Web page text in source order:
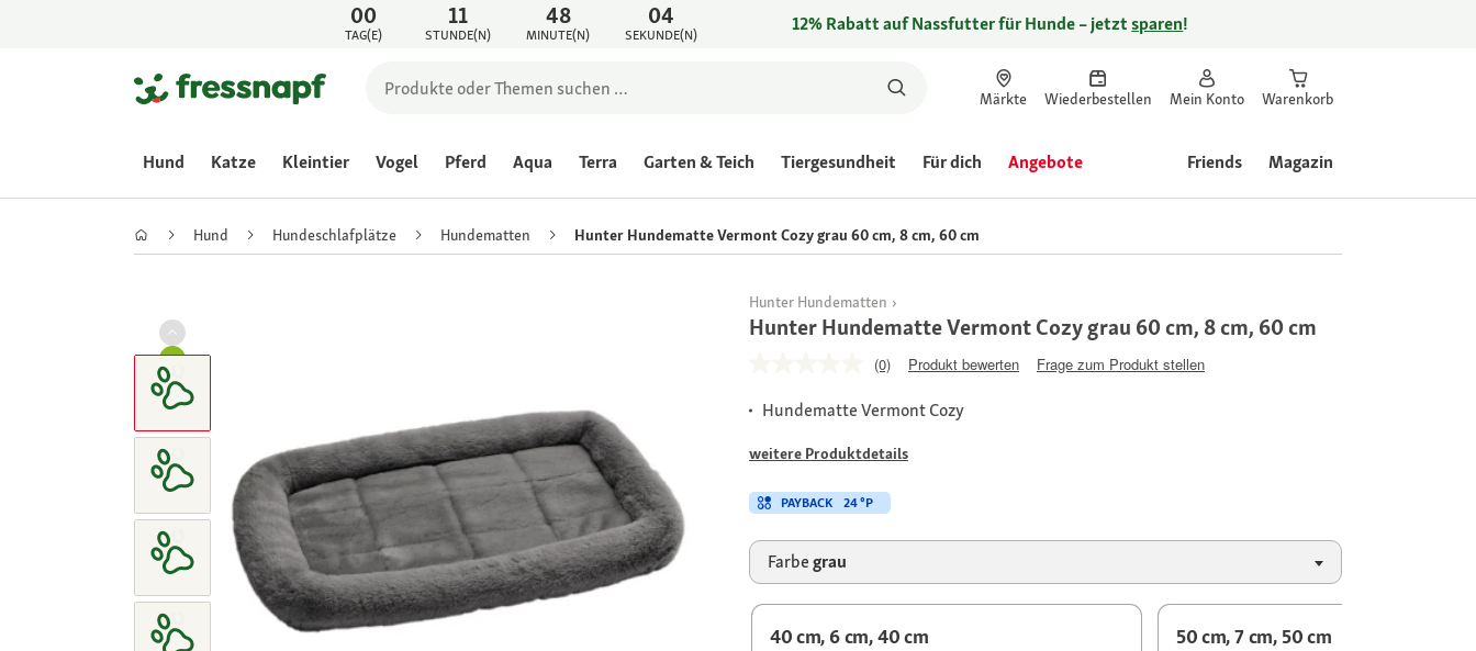
00
TAG(E)
11
STUNDE(N)
48
MINUTE(N)
04
SEKUNDE(N) 12% Rabatt auf Nassfutter für Hunde – jetztsparen!
Märkte Wiederbestellen Mein Konto Warenkorb
Hund Katze Kleintier Vogel Pferd Aqua Terra Garten & Teich Tiergesundheit Für dich Angebote Friends Magazin
Hund Hundeschlafplätze Hundematten Hunter Hundematte Vermont Cozy grau 60 cm, 8 cm, 60 cm
Hunter Hundematten
Hunter Hundematte Vermont Cozy grau 60 cm, 8 cm, 60 cm
(0) Produkt bewerten Frage zum Produkt stellen
Hundematte Vermont Cozy
weitere Produktdetails
PAYBACK 24 °P
Farbegrau
40 cm, 6 cm, 40 cm
50 cm, 7 cm, 50 cm